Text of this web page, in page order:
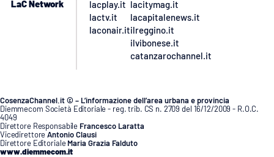
LaC Network
lacplay.it
lactv.it
laconair.it
lacitymag.it
lacapitalenews.it
ilreggino.it
ilvibonese.it
catanzarochannel.it
CosenzaChannel.it © – L’informazione dell’area urbana e provincia
Diemmecom Società Editoriale - reg. trib. CS n. 2709 del 16/12/2009 - R.O.C.
4049
Direttore Responsabile Francesco Laratta
VicedirettoreAntonio Clausi
Direttore Editoriale Maria Grazia Falduto
www.diemmecom.it